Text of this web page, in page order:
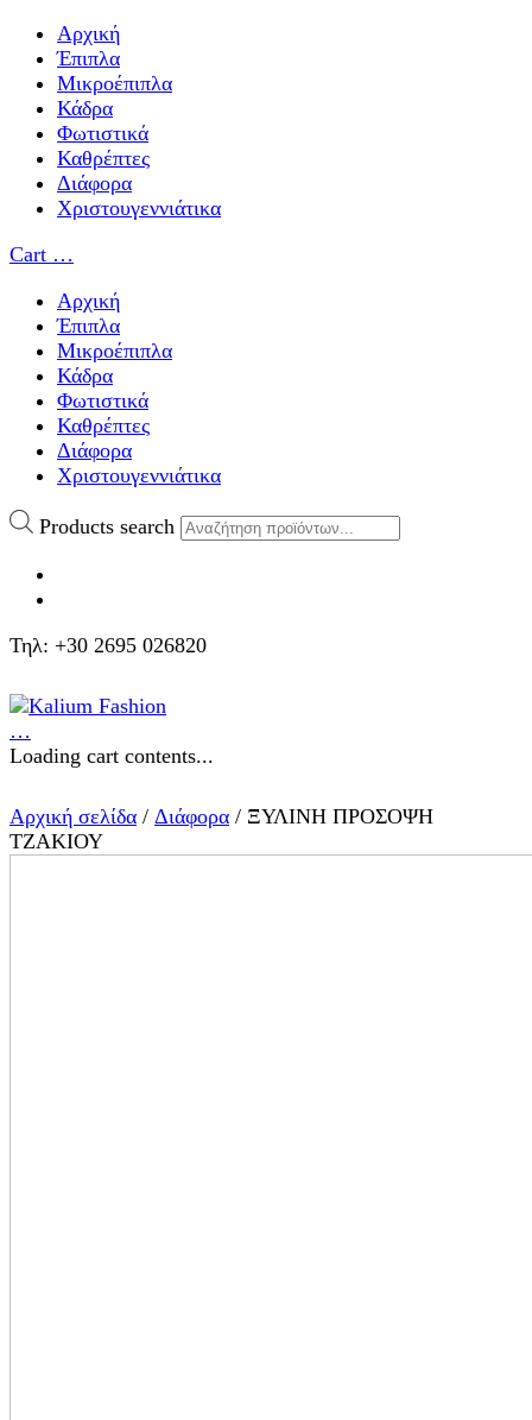
Αρχική
Έπιπλα
Μικροέπιπλα
Κάδρα
Φωτιστικά
Καθρέπτες
Διάφορα
Χριστουγεννιάτικα
Cart …
Αρχική
Έπιπλα
Μικροέπιπλα
Κάδρα
Φωτιστικά
Καθρέπτες
Διάφορα
Χριστουγεννιάτικα
Products search
Τηλ: +30 2695 026820
…
Loading cart contents...
Αρχική σελίδα / Διάφορα / ΞΥΛΙΝΗ ΠΡΟΣΟΨΗ
ΤΖΑΚΙΟΥ